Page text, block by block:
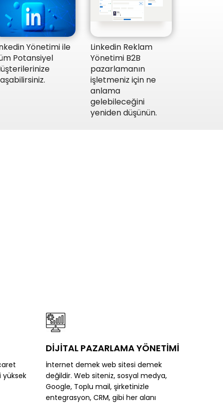
Yönetimi ile
Potansiyel
Linkedin Reklam
Yönetimi B2B
pazarlamanın
işletmeniz için ne
anlama
gelebileceğini
yeniden düşünün.
yüksek
DİJİTAL PAZARLAMA YÖNETİMİ
İnternet demek web sitesi demek
değildir. Web siteniz, sosyal medya,
Google, Toplu mail, şirketinizle
entegrasyon, CRM, gibi her alanı